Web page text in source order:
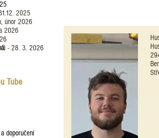
2025
únor 2026
2026
l - 28. 3. 2026
Tube
doporučení